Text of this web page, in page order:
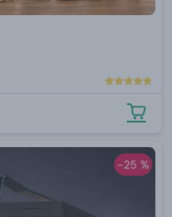
-25 %